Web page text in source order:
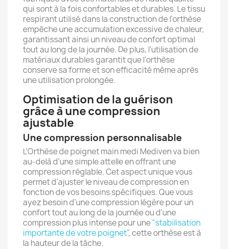
qui sont à la fois confortables et durables. Le tissu
respirant utilisé dans la construction de l'orthèse
empêche une accumulation excessive de chaleur,
garantissant ainsi un niveau de confort optimal
tout au long de la journée. De plus, l'utilisation de
matériaux durables garantit que l'orthèse
conserve sa forme et son efficacité même après
une utilisation prolongée.
Optimisation de la guérison
grâce à une compression
ajustable
Une compression personnalisable
L'Orthèse de poignet main medi Mediven va bien
au-delà d'une simple attelle en offrant une
compression réglable. Cet aspect unique vous
permet d'ajuster le niveau de compression en
fonction de vos besoins spécifiques. Que vous
ayez besoin d'une compression légère pour un
confort tout au long de la journée ou d'une
compression plus intense pour une"stabilisation
importante de votre poignet", cette orthèse est à
la hauteur de la tâche.